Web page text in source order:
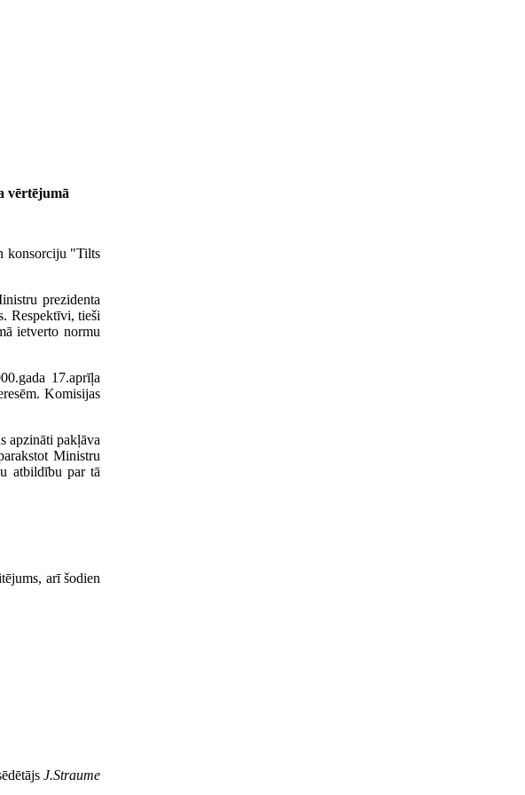
vērtējumā
konsorciju "Tilts
prezidenta
Respektīvi, tieši
ietverto normu
17.aprīļa
Komisijas
apzināti pakļāva
Ministru
atbildību par tā
arī šodien
J.Straume